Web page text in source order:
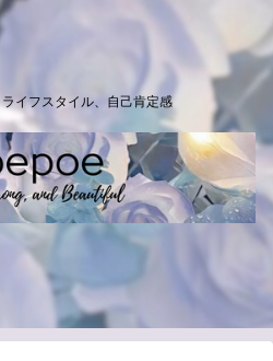
イフスタイル、自己肯定感